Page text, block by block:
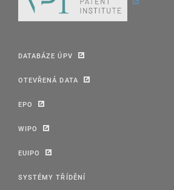
DATABÁZE ÚPV
OTEVŘENÁ DATA
EPO
WIPO
EUIPO
SYSTÉMY TŘÍDĚNÍ